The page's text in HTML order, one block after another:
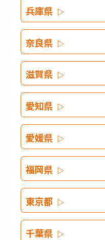
兵庫県
奈良県
滋賀県
愛知県
愛媛県
福岡県
東京都
千葉県